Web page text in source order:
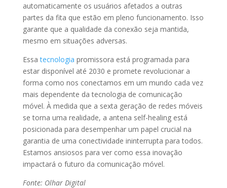
automaticamente os usuários afetados a outras
partes da fita que estão em pleno funcionamento. Isso
garante que a qualidade da conexão seja mantida,
mesmo em situações adversas.
Essatecnologia promissora está programada para
estar disponível até 2030 e promete revolucionar a
forma como nos conectamos em um mundo cada vez
mais dependente da tecnologia de comunicação
móvel. À medida que a sexta geração de redes móveis
se torna uma realidade, a antena self-healing está
posicionada para desempenhar um papel crucial na
garantia de uma conectividade ininterrupta para todos.
Estamos ansiosos para ver como essa inovação
impactará o futuro da comunicação móvel.
Fonte: Olhar Digital